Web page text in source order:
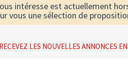
intéresse est actuellement
vous une sélection de
RECEVEZ LES NOUVELLES ANNONCES